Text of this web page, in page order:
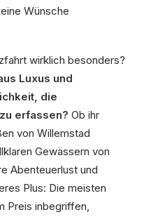
Wünsche
wirklich besonders?
Luxus und
die
erfassen? Ob ihr
von Willemstad
Gewässern von
Abenteuerlust und
Plus: Die meisten
Preis inbegriffen,